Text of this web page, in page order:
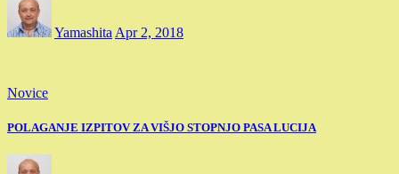
Yamashita Apr 2, 2018
Novice
POLAGANJE IZPITOV ZA VIŠJO STOPNJO PASA LUCIJA